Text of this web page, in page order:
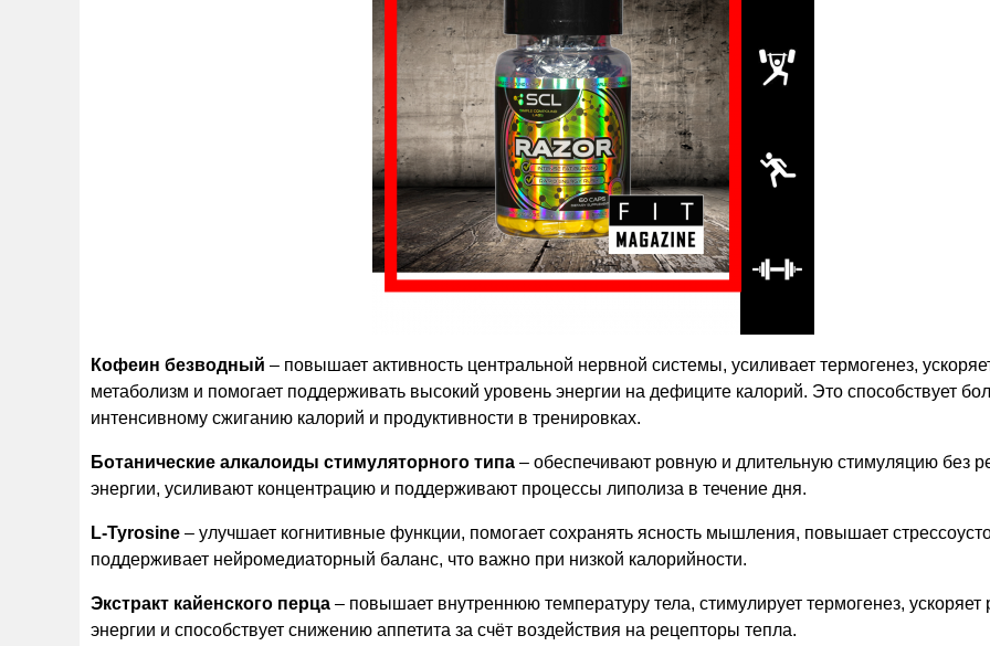
Кофеин безводный – повышает активность центральной нервной системы, усиливает термогенез,
метаболизм и помогает поддерживать высокий уровень энергии на дефиците калорий. Это способствует
интенсивному сжиганию калорий и продуктивности в тренировках.
Ботанические алкалоиды стимуляторного типа – обеспечивают ровную и длительную стимуляцию без
энергии, усиливают концентрацию и поддерживают процессы липолиза в течение дня.
L-Tyrosine – улучшает когнитивные функции, помогает сохранять ясность мышления, повышает
поддерживает нейромедиаторный баланс, что важно при низкой калорийности.
Экстракт кайенского перца – повышает внутреннюю температуру тела, стимулирует термогенез, ускоряет
энергии и способствует снижению аппетита за счёт воздействия на рецепторы тепла.